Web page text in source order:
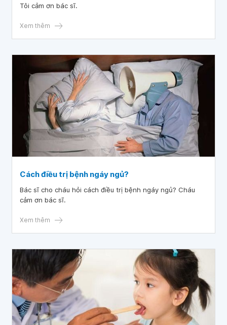
Tôi cảm ơn bác sĩ.
Xem thêm
Cách điều trị bệnh ngáy ngủ?
Bác sĩ cho cháu hỏi cách điều trị bệnh ngáy ngủ? Cháu
cảm ơn bác sĩ.
Xem thêm